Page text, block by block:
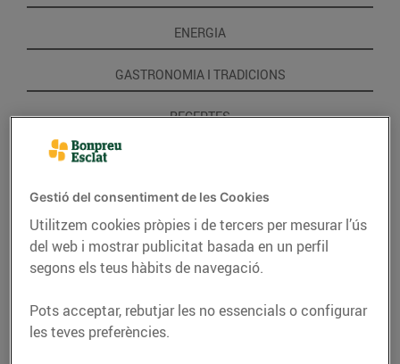
ENERGIA
GASTRONOMIA I TRADICIONS
RECEPTES
Gestió del consentiment de les Cookies
Utilitzem cookies pròpies i de tercers per mesurar l’ús
del web i mostrar publicitat basada en un perfil
segons els teus hàbits de navegació.
Pots acceptar, rebutjar les no essencials o configurar
les teves preferències.